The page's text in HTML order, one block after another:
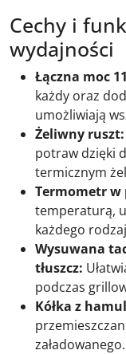
Cechy i
wydajności
Łączna moc
każdy oraz
umożliwiają
Żeliwny ruszt:
potraw dzięki
termicznym
Termometr w
temperaturą,
każdego
Wysuwana
tłuszcz:
podczas
Kółka z
załadowanego.